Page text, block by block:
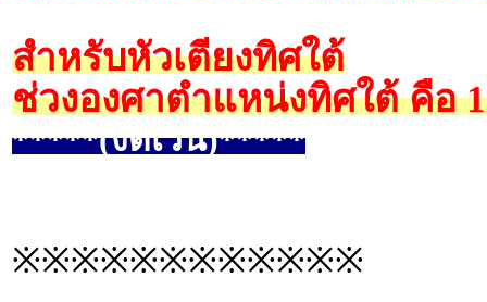
สำหรับหัวเตียงทิศใต้
ช่วงองศาตำแหน่งทิศใต้ คือ
*****(งดเว้น)*****
※※※※※※※※※※※※